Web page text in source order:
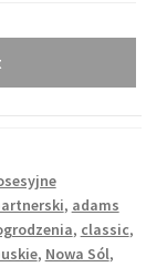
, adams
, classic,
, Nowa Sól,